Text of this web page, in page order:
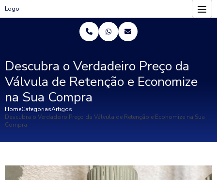
Logo
HomeCategoriasArtigos
Descubra o Verdadeiro Preço da Válvula de Retenção e Economize na Sua
Compra
Descubra o Verdadeiro Preço da
Válvula de Retenção e Economize
na Sua Compra